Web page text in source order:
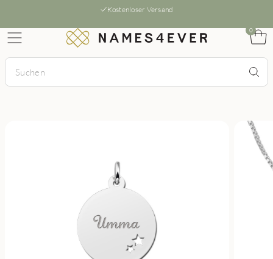
Kostenloser Versand
0